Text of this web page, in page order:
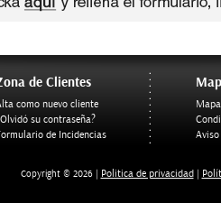
de Clientes
como nuevo cliente
su contraseña?
de Incidencias
Aviso
Copyright © 2026 | Politica de privacidad